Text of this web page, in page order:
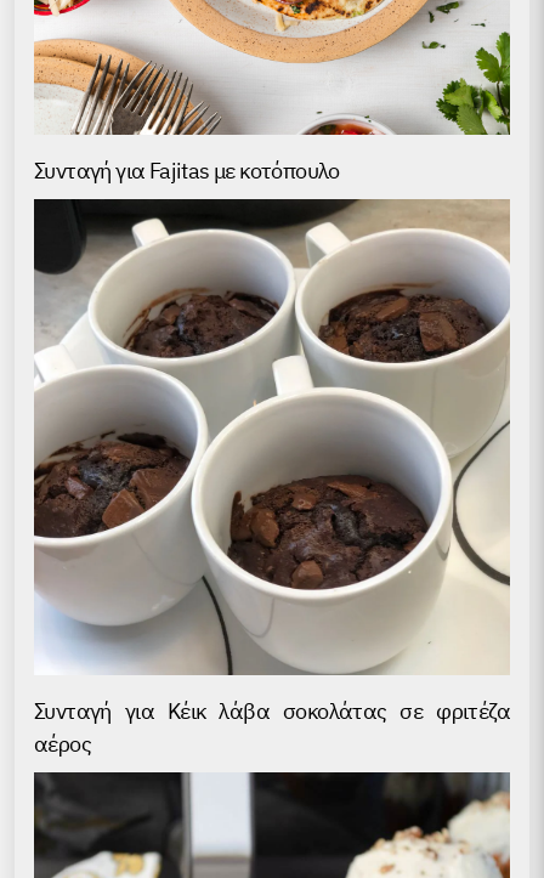
Συνταγή για Fajitas με κοτόπουλο
Συνταγή για Κέικ λάβα σοκολάτας σε φριτέζα
αέρος